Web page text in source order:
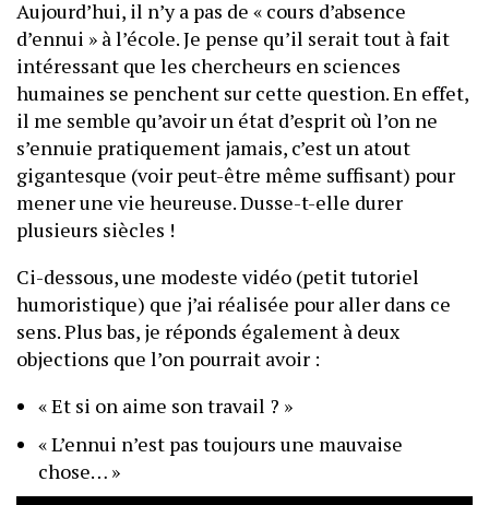
Aujourd’hui, il n’y a pas de « cours d’absence
d’ennui » à l’école. Je pense qu’il serait tout à fait
intéressant que les chercheurs en sciences
humaines se penchent sur cette question. En effet,
il me semble qu’avoir un état d’esprit où l’on ne
s’ennuie pratiquement jamais, c’est un atout
gigantesque (voir peut-être même suffisant) pour
mener une vie heureuse. Dusse-t-elle durer
plusieurs siècles !
Ci-dessous, une modeste vidéo (petit tutoriel
humoristique) que j’ai réalisée pour aller dans ce
sens. Plus bas, je réponds également à deux
objections que l’on pourrait avoir :
« Et si on aime son travail ? »
« L’ennui n’est pas toujours une mauvaise
chose… »